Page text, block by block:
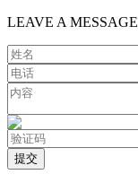
LEAVE A MESSAGE